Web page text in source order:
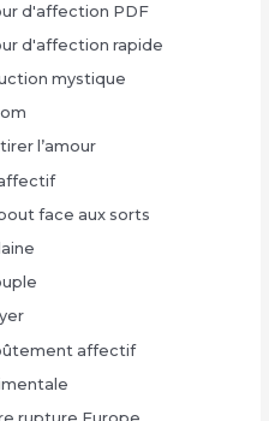
d'affection PDF
d'affection rapide
mystique
l’amour
face aux sorts
affectif